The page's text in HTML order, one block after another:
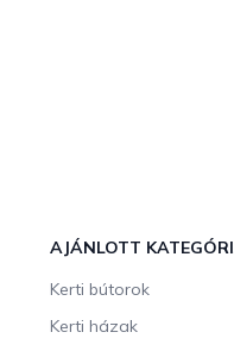
AJÁNLOTT
Kerti bútorok
Kerti házak